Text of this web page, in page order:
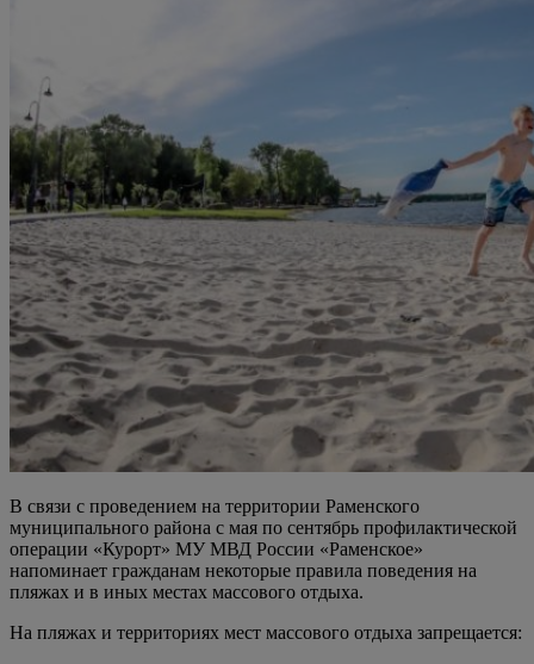
В связи с проведением на территории Раменского
муниципального района с мая по сентябрь профилактической
операции «Курорт» МУ МВД России «Раменское»
напоминает гражданам некоторые правила поведения на
пляжах и в иных местах массового отдыха.
На пляжах и территориях мест массового отдыха запрещается: